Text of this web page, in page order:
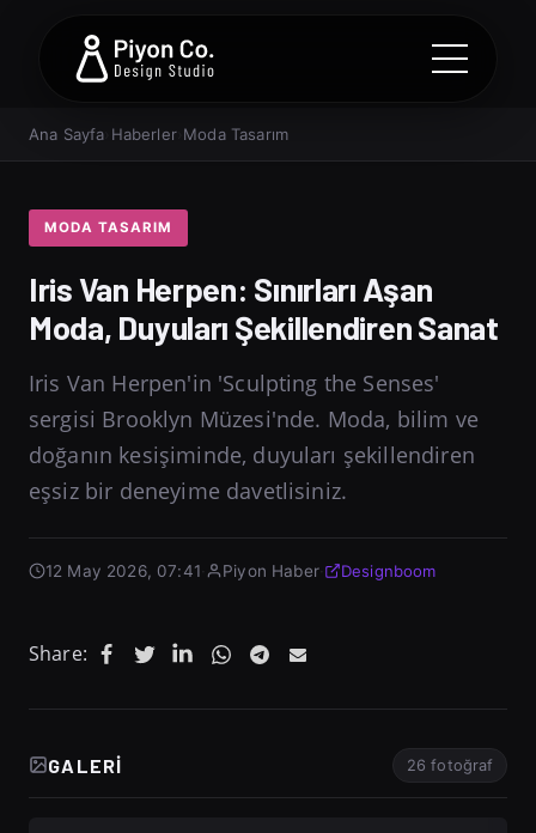
Ana Sayfa Haberler› Moda Tasarım
MODA TASARIM
Iris Van Herpen: Sınırları Aşan
Moda, Duyuları Şekillendiren Sanat
Iris Van Herpen'in 'Sculpting the Senses'
sergisi Brooklyn Müzesi'nde. Moda, bilim ve
doğanın kesişiminde, duyuları şekillendiren
eşsiz bir deneyime davetlisiniz.
12 May 2026, 07:41 Piyon Haber· Designboom
Share:
GALERI 26 fotoğraf